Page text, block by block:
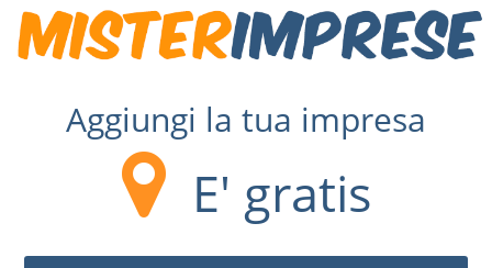
Aggiungi la tua impresa
E' gratis